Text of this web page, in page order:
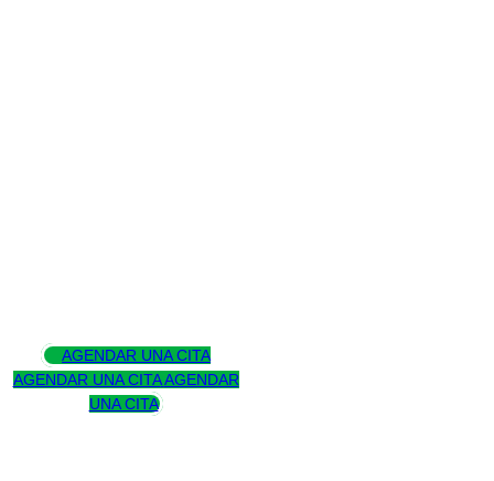
AGENDAR UNA CITA
AGENDAR UNA CITA AGENDAR
UNA CITA